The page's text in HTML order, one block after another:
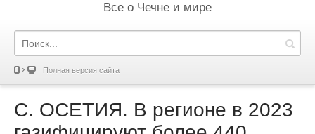
Все о Чечне и мире
Полная версия сайта
С. ОСЕТИЯ. В регионе в 2023